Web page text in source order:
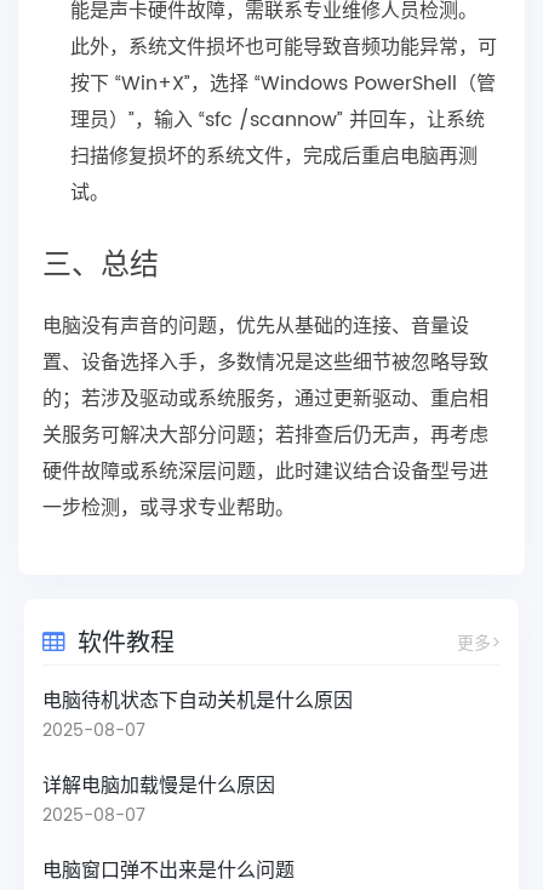
能是声卡硬件故障，需联系专业维修人员检测。
此外，系统文件损坏也可能导致音频功能异常，可
按下 “Win+X”，选择 “Windows PowerShell（管
理员）”，输入 “sfc /scannow” 并回车，让系统
扫描修复损坏的系统文件，完成后重启电脑再测
试。
三、总结
电脑没有声音的问题，优先从基础的连接、音量设
置、设备选择入手，多数情况是这些细节被忽略导致
的；若涉及驱动或系统服务，通过更新驱动、重启相
关服务可解决大部分问题；若排查后仍无声，再考虑
硬件故障或系统深层问题，此时建议结合设备型号进
一步检测，或寻求专业帮助。
软件教程 更多>
电脑待机状态下自动关机是什么原因
2025-08-07
详解电脑加载慢是什么原因
2025-08-07
电脑窗口弹不出来是什么问题